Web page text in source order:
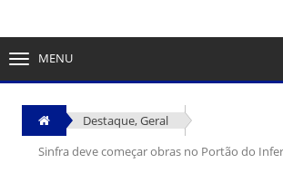
MENU
Destaque,Geral
Sinfra deve começar obras no Portão do